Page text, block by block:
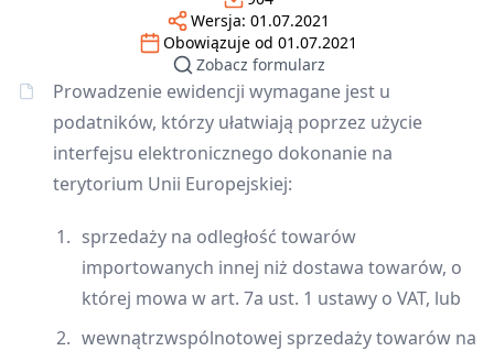
Wersja: 01.07.2021
Obowiązuje od 01.07.2021
Zobacz formularz
Prowadzenie ewidencji wymagane jest u
podatników, którzy ułatwiają poprzez użycie
interfejsu elektronicznego dokonanie na
terytorium Unii Europejskiej:
sprzedaży na odległość towarów
importowanych innej niż dostawa towarów, o
której mowa w art. 7a ust. 1 ustawy o VAT, lub
wewnątrzwspólnotowej sprzedaży towarów na